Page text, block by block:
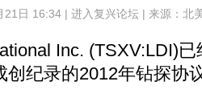
21日 16:34 | 进入复兴论坛| 来源：北
Inc. (TSXV:LDI)已
创纪录的2012年钻探协